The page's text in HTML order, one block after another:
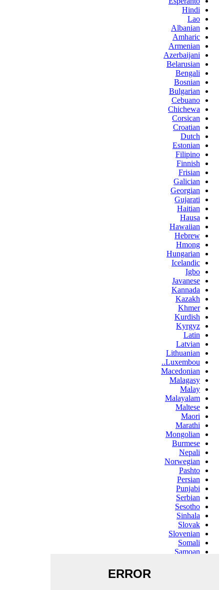
Hindi
Lao
Albanian
Amharic
Armenian
Azerbaijani
Belarusian
Bengali
Bosnian
Bulgarian
Cebuano
Chichewa
Corsican
Croatian
Dutch
Estonian
Filipino
Finnish
Frisian
Galician
Georgian
Gujarati
Haitian
Hausa
Hawaiian
Hebrew
Hmong
Hungarian
Icelandic
Igbo
Javanese
Kannada
Kazakh
Khmer
Kurdish
Kyrgyz
Latin
Latvian
Lithuanian
Luxembou..
Macedonian
Malagasy
Malay
Malayalam
Maltese
Maori
Marathi
Mongolian
Burmese
Nepali
Norwegian
Pashto
Persian
Punjabi
Serbian
Sesotho
Sinhala
Slovak
Slovenian
Somali
Samoan